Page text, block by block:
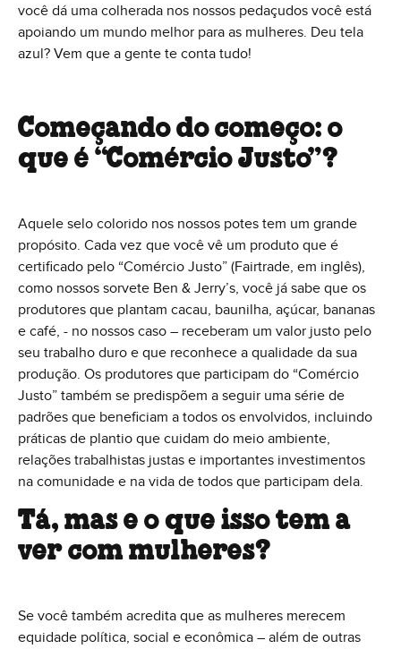
você dá uma colherada nos nossos pedaçudos você está
apoiando um mundo melhor para as mulheres. Deu tela
azul? Vem que a gente te conta tudo!
Começando do começo: o
que é “Comércio Justo”?
Aquele selo colorido nos nossos potes tem um grande
propósito. Cada vez que você vê um produto que é
certificado pelo “Comércio Justo” (Fairtrade, em inglês),
como nossos sorvete Ben & Jerry’s, você já sabe que os
produtores que plantam cacau, baunilha, açúcar, bananas
e café, - no nossos caso – receberam um valor justo pelo
seu trabalho duro e que reconhece a qualidade da sua
produção. Os produtores que participam do “Comércio
Justo” também se predispõem a seguir uma série de
padrões que beneficiam a todos os envolvidos, incluindo
práticas de plantio que cuidam do meio ambiente,
relações trabalhistas justas e importantes investimentos
na comunidade e na vida de todos que participam dela.
Tá, mas e o que isso tem a
ver com mulheres?
Se você também acredita que as mulheres merecem
equidade política, social e econômica – além de outras